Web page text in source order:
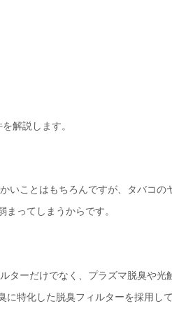
解説します。
いことはもちろんですが、タバコの
ってしまうからです。
ターだけでなく、プラズマ脱臭や光
に特化した脱臭フィルターを採用し